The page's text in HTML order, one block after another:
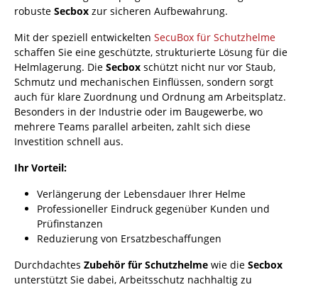
robuste Secbox zur sicheren Aufbewahrung.
Mit der speziell entwickelten SecuBox für Schutzhelme
schaffen Sie eine geschützte, strukturierte Lösung für die
Helmlagerung. Die Secbox schützt nicht nur vor Staub,
Schmutz und mechanischen Einflüssen, sondern sorgt
auch für klare Zuordnung und Ordnung am Arbeitsplatz.
Besonders in der Industrie oder im Baugewerbe, wo
mehrere Teams parallel arbeiten, zahlt sich diese
Investition schnell aus.
Ihr Vorteil:
Verlängerung der Lebensdauer Ihrer Helme
Professioneller Eindruck gegenüber Kunden und
Prüfinstanzen
Reduzierung von Ersatzbeschaffungen
Durchdachtes Zubehör für Schutzhelme wie die Secbox
unterstützt Sie dabei, Arbeitsschutz nachhaltig zu